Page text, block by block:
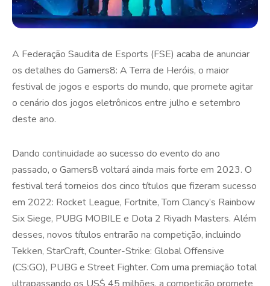
A Federação Saudita de Esports (FSE) acaba de anunciar
os detalhes do Gamers8: A Terra de Heróis, o maior
festival de jogos e esports do mundo, que promete agitar
o cenário dos jogos eletrônicos entre julho e setembro
deste ano.
Dando continuidade ao sucesso do evento do ano
passado, o Gamers8 voltará ainda mais forte em 2023. O
festival terá torneios dos cinco títulos que fizeram sucesso
em 2022: Rocket League, Fortnite, Tom Clancy’s Rainbow
Six Siege, PUBG MOBILE e Dota 2 Riyadh Masters. Além
desses, novos títulos entrarão na competição, incluindo
Tekken, StarCraft, Counter-Strike: Global Offensive
(CS:GO), PUBG e Street Fighter. Com uma premiação total